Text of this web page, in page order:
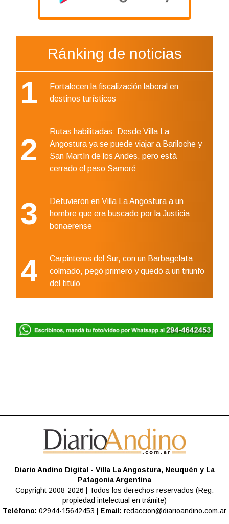
Ránking de noticias
1
Fortalecen la fiscalización laboral en
destinos turísticos
2
Rutas habilitadas: Desde Villa La
Angostura ya se puede viajar a Bariloche y
San Martín de los Andes, pero está
cerrado el paso Samoré
3
Detuvieron en Villa La Angostura a un
hombre que era buscado por la Justicia
bonaerense
4
Carpinteros del Sur, con un Barbagelata
colmado, pegó primero y quedó a un triunfo
del titulo
Diario Andino Digital - Villa La Angostura, Neuquén y La
Patagonia Argentina
Copyright 2008-2026 | Todos los derechos reservados (Reg.
propiedad intelectual en trámite)
Teléfono: 02944-15642453 | Email: redaccion@diarioandino.com.ar